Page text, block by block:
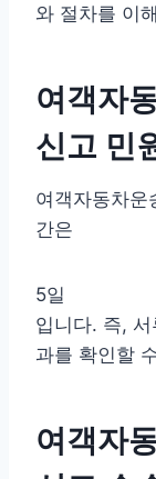
와 절차를 이
여객자
신고 민
여객자동차운
간은
5일
입니다. 즉,
과를 확인할
여객자